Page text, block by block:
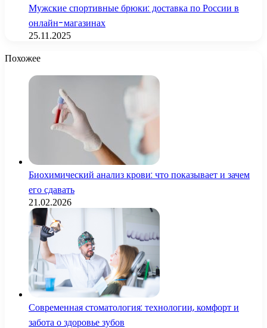
Мужские спортивные брюки: доставка по России в
онлайн-магазинах
25.11.2025
Похожее
Биохимический анализ крови: что показывает и зачем
его сдавать
21.02.2026
Современная стоматология: технологии, комфорт и
забота о здоровье зубов